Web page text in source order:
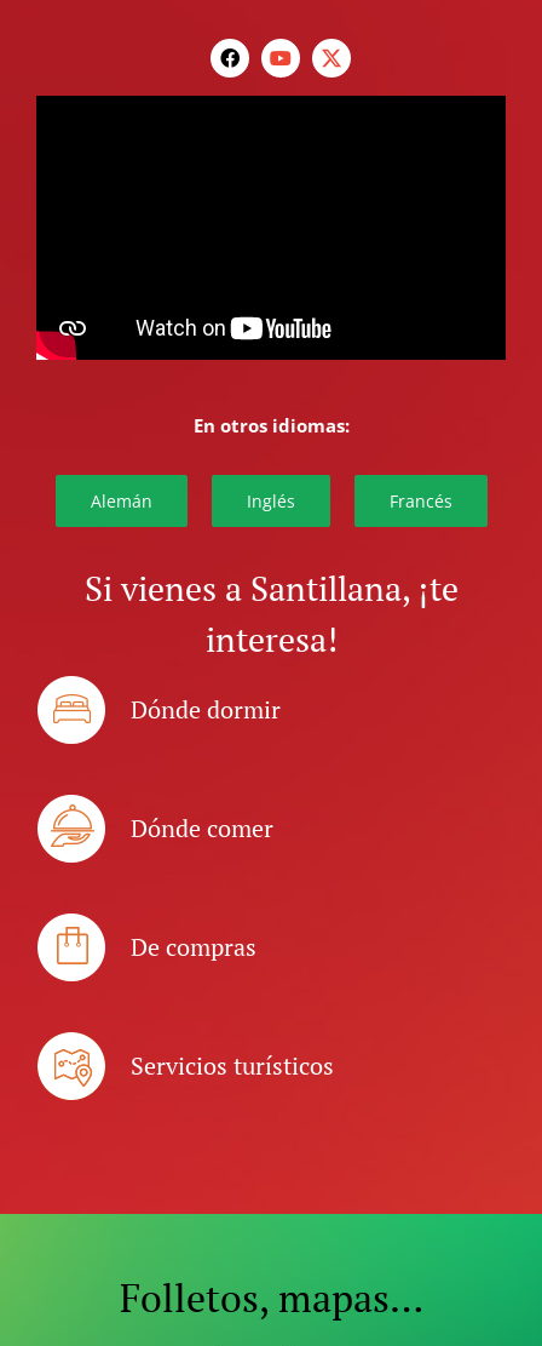
En otros idiomas:
Alemán Inglés Francés
Si vienes a Santillana, ¡te
interesa!
Dónde dormir
Dónde comer
De compras
Servicios turísticos
Folletos, mapas…